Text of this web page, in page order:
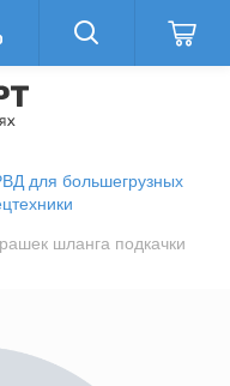
для большегрузных
шланга подкачки